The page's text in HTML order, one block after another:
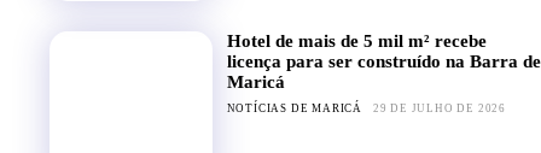
Hotel de mais de 5 mil m² recebe
licença para ser construído na Barra de
Maricá
NOTÍCIAS DE MARICÁ 29 DE JULHO DE 2026